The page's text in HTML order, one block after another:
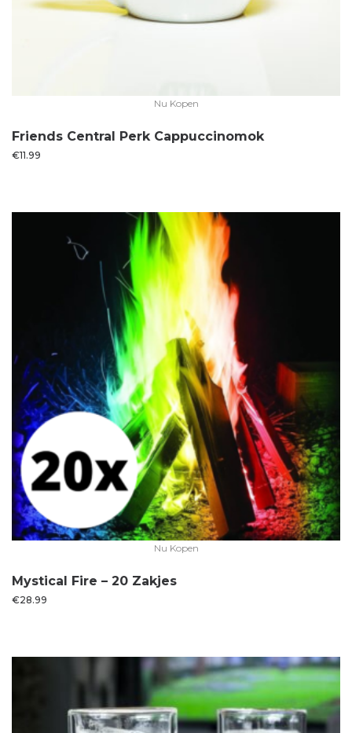
Nu Kopen
Friends Central Perk Cappuccinomok
€11.99
Nu Kopen
Mystical Fire – 20 Zakjes
€28.99